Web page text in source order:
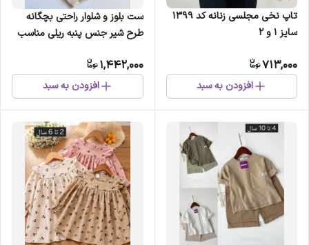
تاپ نخی مجلسی زنانه کد 1399
سایز 1 و 2
713,000
افزودن به سبد
ست بلوز و شلوار راحتی بچگانه
طرح شیر جنس پنبه ریلی مناسب
1,442,000
افزودن به سبد